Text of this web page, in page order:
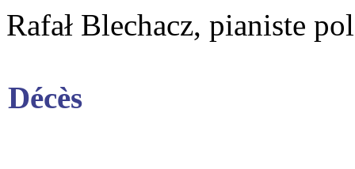
Rafał Blechacz, pianiste
Décès